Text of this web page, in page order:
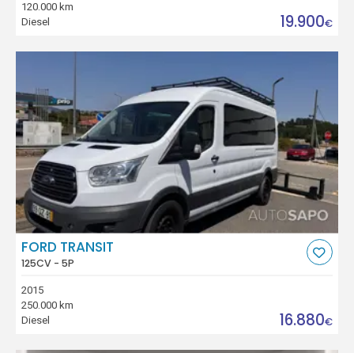
120.000 km
Diesel
19.900€
FORD TRANSIT
125CV - 5P
2015
250.000 km
Diesel
16.880€